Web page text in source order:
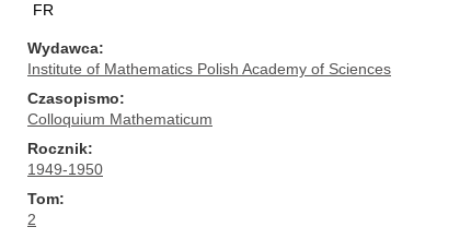
FR
Wydawca
Institute of Mathematics Polish Academy of Sciences
Czasopismo
Colloquium Mathematicum
Rocznik
1949-1950
Tom
2